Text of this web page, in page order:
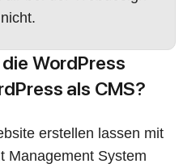
WordPress
als CMS?
erstellen lassen mit
Management System